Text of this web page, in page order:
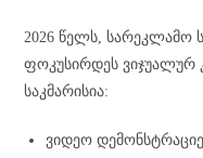
2026 წელს, სარეკლამო
ფოკუსირდეს ვიჯუალურ
საკმარისია:
ვიდეო